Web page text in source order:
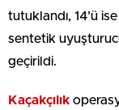
tutuklandı, 14’ü
sentetik
geçirildi.
Kaçakçılık